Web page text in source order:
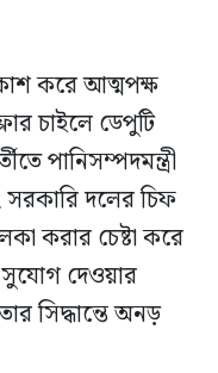
করে আত্মপক্ষ
চাইলে ডেপুটি
পানিসম্পদমন্ত্রী
সরকারি দলের চিফ
করার চেষ্টা করে
দেওয়ার
সিদ্ধান্তে অনড়